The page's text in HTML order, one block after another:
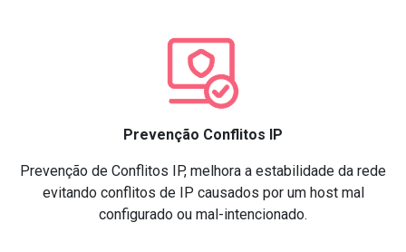
Prevenção Conflitos IP
Prevenção de Conflitos IP, melhora a estabilidade da rede
evitando conflitos de IP causados por um host mal
configurado ou mal-intencionado.